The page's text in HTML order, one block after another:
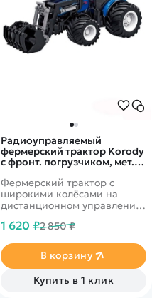
Радиоуправляемый
фермерский трактор Korody
с фронт. погрузчиком, мет.
2.4G 6CH RTR - KR6631HK
Фермерский трактор с
широкими колёсами на
дистанционном управлении
масштабе 1/24. В комплекте
1 620 ₽2 850 ₽
В корзину
Купить в 1 клик